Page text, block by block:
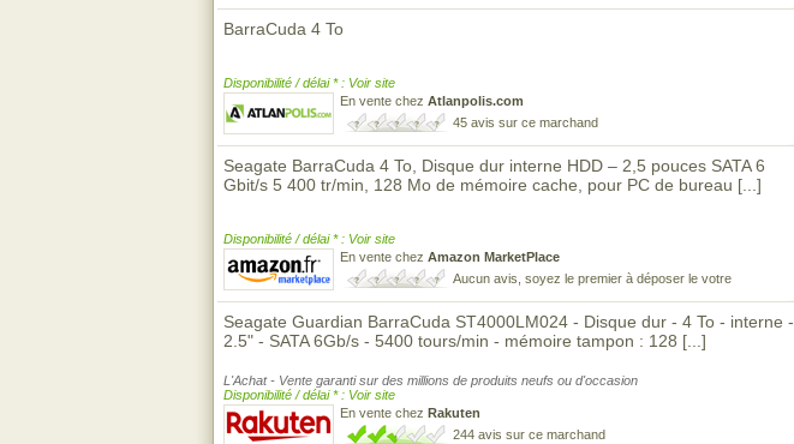
BarraCuda 4 To
Disponibilité / délai * : Voir site
En vente chez Atlanpolis.com
45 avis sur ce marchand
Seagate BarraCuda 4 To, Disque dur interne HDD – 2,5 pouces SATA 6
Gbit/s 5 400 tr/min, 128 Mo de mémoire cache, pour PC de bureau [...]
Disponibilité / délai * : Voir site
En vente chez Amazon MarketPlace
Aucun avis, soyez le premier à déposer le votre
Seagate Guardian BarraCuda ST4000LM024 - Disque dur - 4 To - interne -
2.5" - SATA 6Gb/s - 5400 tours/min - mémoire tampon : 128 [...]
L'Achat - Vente garanti sur des millions de produits neufs ou d'occasion
Disponibilité / délai * : Voir site
En vente chez Rakuten
244 avis sur ce marchand